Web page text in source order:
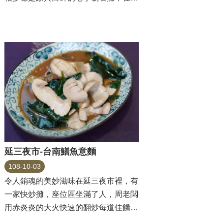
延三夜市-台南鱔魚意麵
108-10-03
令人銷魂的美妙滋味在延三夜市裡，有
一家快炒攤，座位區坐滿了人，周老闆
用赤炎炎的大火快速的翻炒每道佳餚，